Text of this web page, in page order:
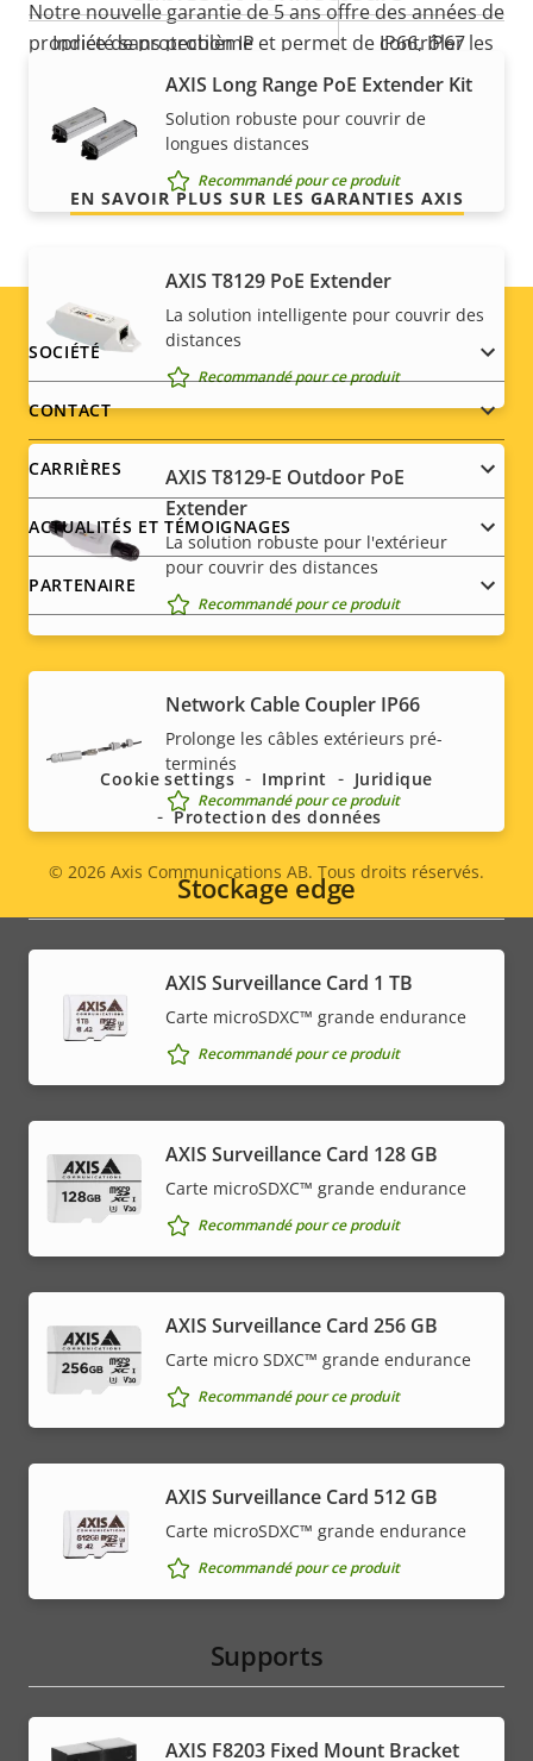
Indice de protection IP IP66, IP67
*Certaines caractéristiques techniques peuvent varier en
fonction de l'option matérielle choisie.
AXIS Long Range PoE Extender Kit
Solution robuste pour couvrir de
longues distances
Recommandé pour ce produit
AXIS T8129 PoE Extender
La solution intelligente pour couvrir des
distances
Recommandé pour ce produit
AXIS T8129-E Outdoor PoE
Extender
La solution robuste pour l'extérieur
pour couvrir des distances
Recommandé pour ce produit
Network Cable Coupler IP66
Prolonge les câbles extérieurs pré-
terminés
Recommandé pour ce produit
Stockage edge
AXIS Surveillance Card 1 TB
Carte microSDXC™ grande endurance
Recommandé pour ce produit
AXIS Surveillance Card 128 GB
Carte microSDXC™ grande endurance
Recommandé pour ce produit
AXIS Surveillance Card 256 GB
Carte micro SDXC™ grande endurance
Recommandé pour ce produit
AXIS Surveillance Card 512 GB
Carte microSDXC™ grande endurance
Recommandé pour ce produit
Supports
AXIS F8203 Fixed Mount Bracket
Notre nouvelle garantie de 5 ans offre des années de
propriété sans problème et permet de contrôler les
coûts. En outre, rien n'est caché dans les petits
caractères, vous obtenez exactement ce que nous
promettons.
EN SAVOIR PLUS SUR LES GARANTIES AXIS
Footer
menu
SOCIÉTÉ
CONTACT
CARRIÈRES
ACTUALITÉS ET TÉMOIGNAGES
PARTENAIRE
Social
menu
Legal
menu
© 2026 Axis Communications AB. Tous droits réservés.
Cookie settings Imprint
Juridique
Protection des données